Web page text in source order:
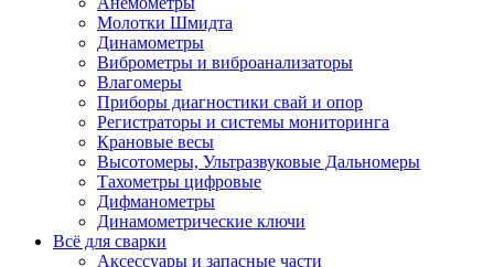
Молотки Шмидта
Динамометры
Виброметры и виброанализаторы
Влагомеры
Приборы диагностики свай и опор
Регистраторы и системы мониторинга
Крановые весы
Высотомеры, Ультразвуковые Дальномеры
Тахометры цифровые
Дифманометры
Динамометрические ключи
Всё для сварки
Аксессуары и запасные части